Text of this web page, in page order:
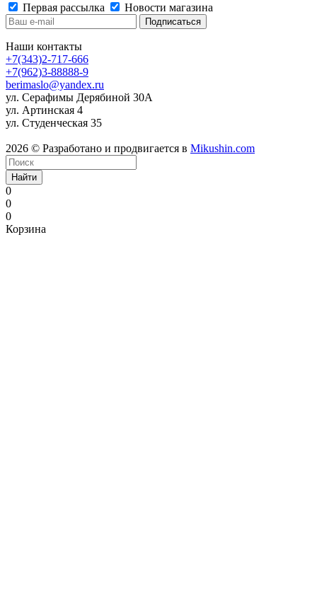
Первая рассылка
Новости магазина
Наши контакты
+7(343)2-717-666
+7(962)3-88888-9
berimaslo@yandex.ru
ул. Серафимы Дерябиной 30А
ул. Артинская 4
ул. Студенческая 35
2026 © Разработано и продвигается в Mikushin.com
Найти
0
0
0
Корзина